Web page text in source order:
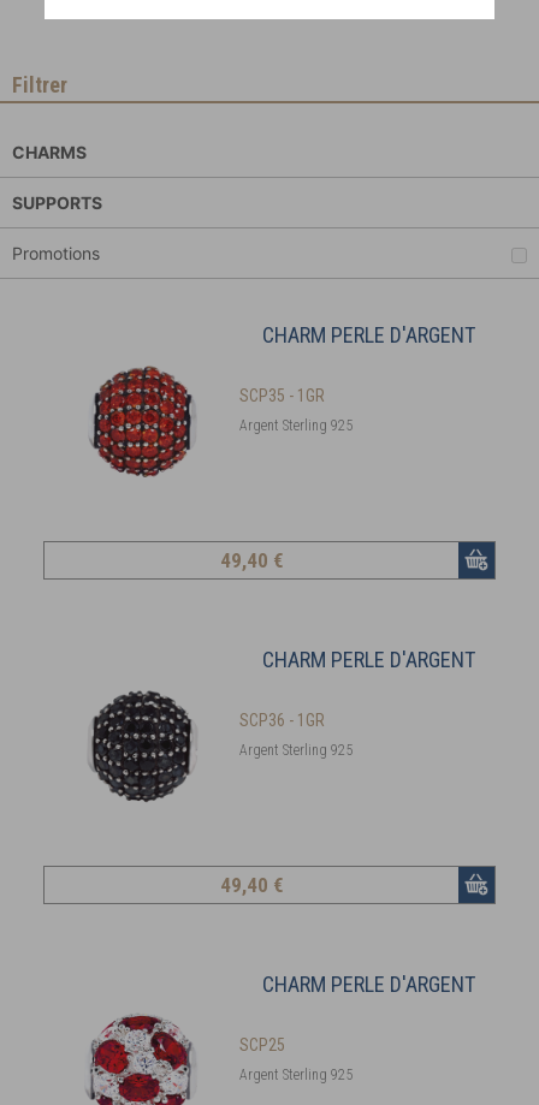
Filtrer
CHARMS
SUPPORTS
Promotions
CHARM PERLE D'ARGENT
SCP35 - 1GR
Argent Sterling 925
49,40 €
CHARM PERLE D'ARGENT
SCP36 - 1GR
Argent Sterling 925
49,40 €
CHARM PERLE D'ARGENT
SCP25
Argent Sterling 925